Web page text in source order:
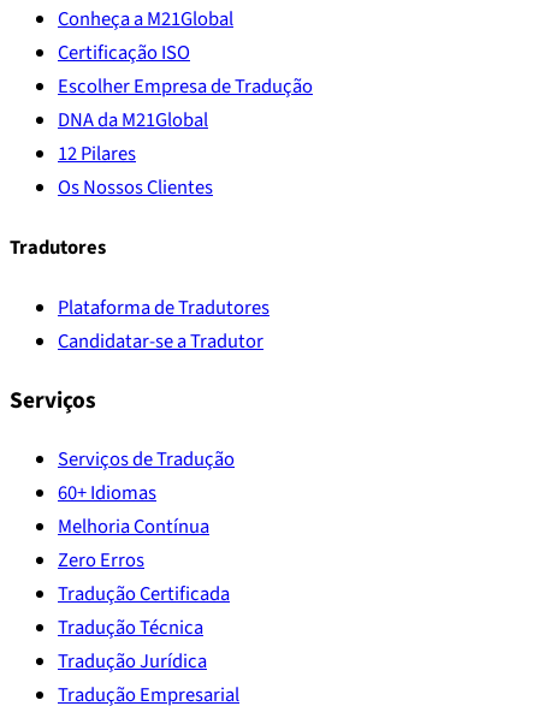
Conheça a M21Global
Certificação ISO
Escolher Empresa de Tradução
DNA da M21Global
12 Pilares
Os Nossos Clientes
Tradutores
Plataforma de Tradutores
Candidatar-se a Tradutor
Serviços
Serviços de Tradução
60+ Idiomas
Melhoria Contínua
Zero Erros
Tradução Certificada
Tradução Técnica
Tradução Jurídica
Tradução Empresarial